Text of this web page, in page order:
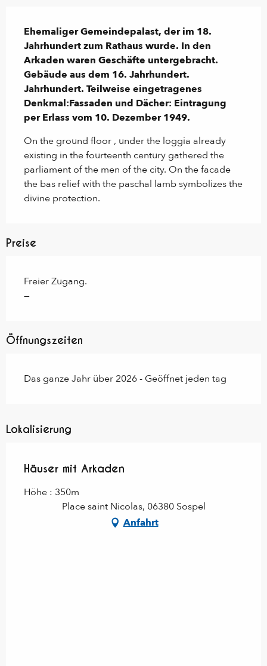
Ehemaliger Gemeindepalast, der im 18.
Jahrhundert zum Rathaus wurde. In den
Arkaden waren Geschäfte untergebracht.
Gebäude aus dem 16. Jahrhundert.
Jahrhundert. Teilweise eingetragenes
Denkmal:Fassaden und Dächer: Eintragung
per Erlass vom 10. Dezember 1949.
On the ground floor , under the loggia already
existing in the fourteenth century gathered the
parliament of the men of the city. On the facade
the bas relief with the paschal lamb symbolizes the
divine protection.
Preise
Freier Zugang.
—
Öffnungszeiten
Das ganze Jahr über 2026 - Geöffnet jeden tag
Lokalisierung
Häuser mit Arkaden
Höhe : 350m
Place saint Nicolas, 06380 Sospel
Anfahrt